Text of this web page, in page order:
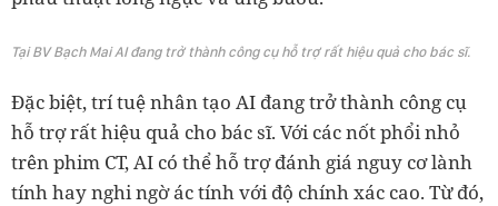
Tại BV Bạch Mai AI đang trở thành công cụ hỗ trợ rất hiệu quả cho bác sĩ.
Đặc biệt, trí tuệ nhân tạo AI đang trở thành công cụ
hỗ trợ rất hiệu quả cho bác sĩ. Với các nốt phổi nhỏ
trên phim CT, AI có thể hỗ trợ đánh giá nguy cơ lành
tính hay nghi ngờ ác tính với độ chính xác cao. Từ đó,